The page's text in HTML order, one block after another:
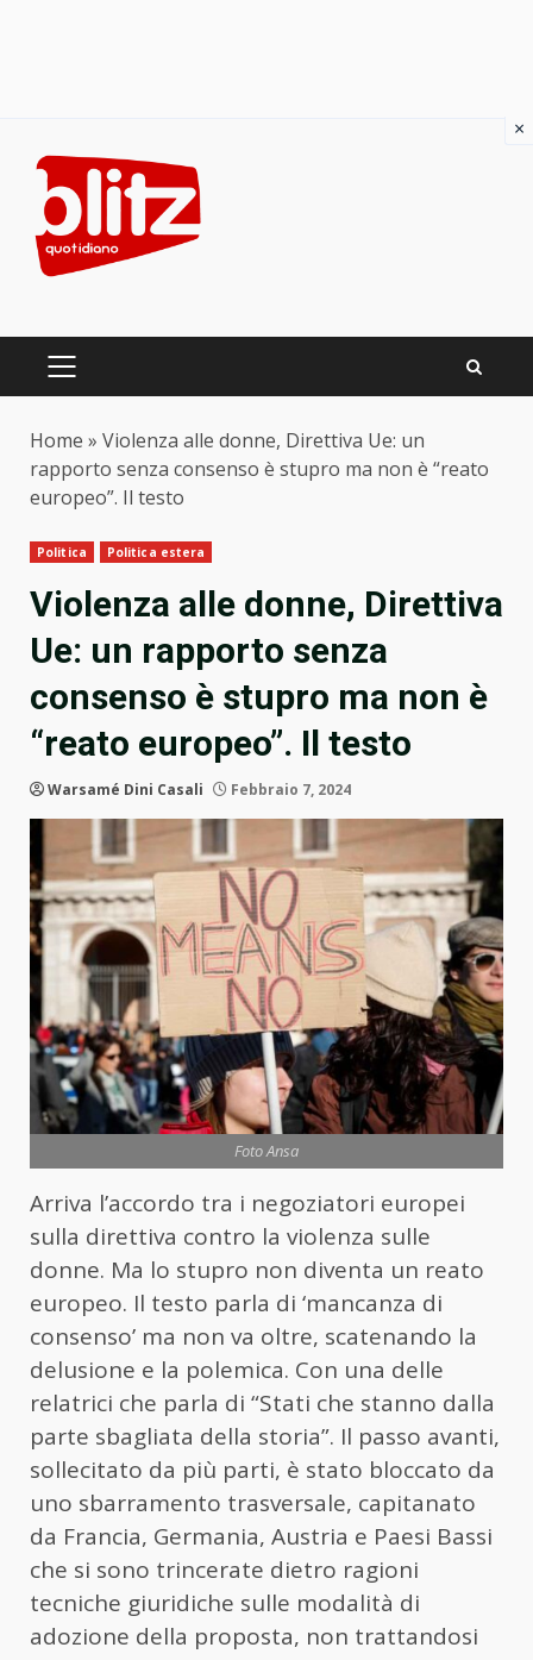
content
PRIMARY
Home » Violenza alle donne, Direttiva Ue: un
rapporto senza consenso è stupro ma non è “reato
europeo”. Il testo
Politica Politica estera
Violenza alle donne, Direttiva
Ue: un rapporto senza
consenso è stupro ma non è
“reato europeo”. Il testo
Warsamé Dini Casali Febbraio 7, 2024
Foto Ansa
Arriva l’accordo tra i negoziatori europei
sulla direttiva contro la violenza sulle
donne. Ma lo stupro non diventa un reato
europeo. Il testo parla di ‘mancanza di
consenso’ ma non va oltre, scatenando la
delusione e la polemica. Con una delle
relatrici che parla di “Stati che stanno dalla
parte sbagliata della storia”. Il passo avanti,
sollecitato da più parti, è stato bloccato da
uno sbarramento trasversale, capitanato
da Francia, Germania, Austria e Paesi Bassi
che si sono trincerate dietro ragioni
tecniche giuridiche sulle modalità di
adozione della proposta, non trattandosi
×